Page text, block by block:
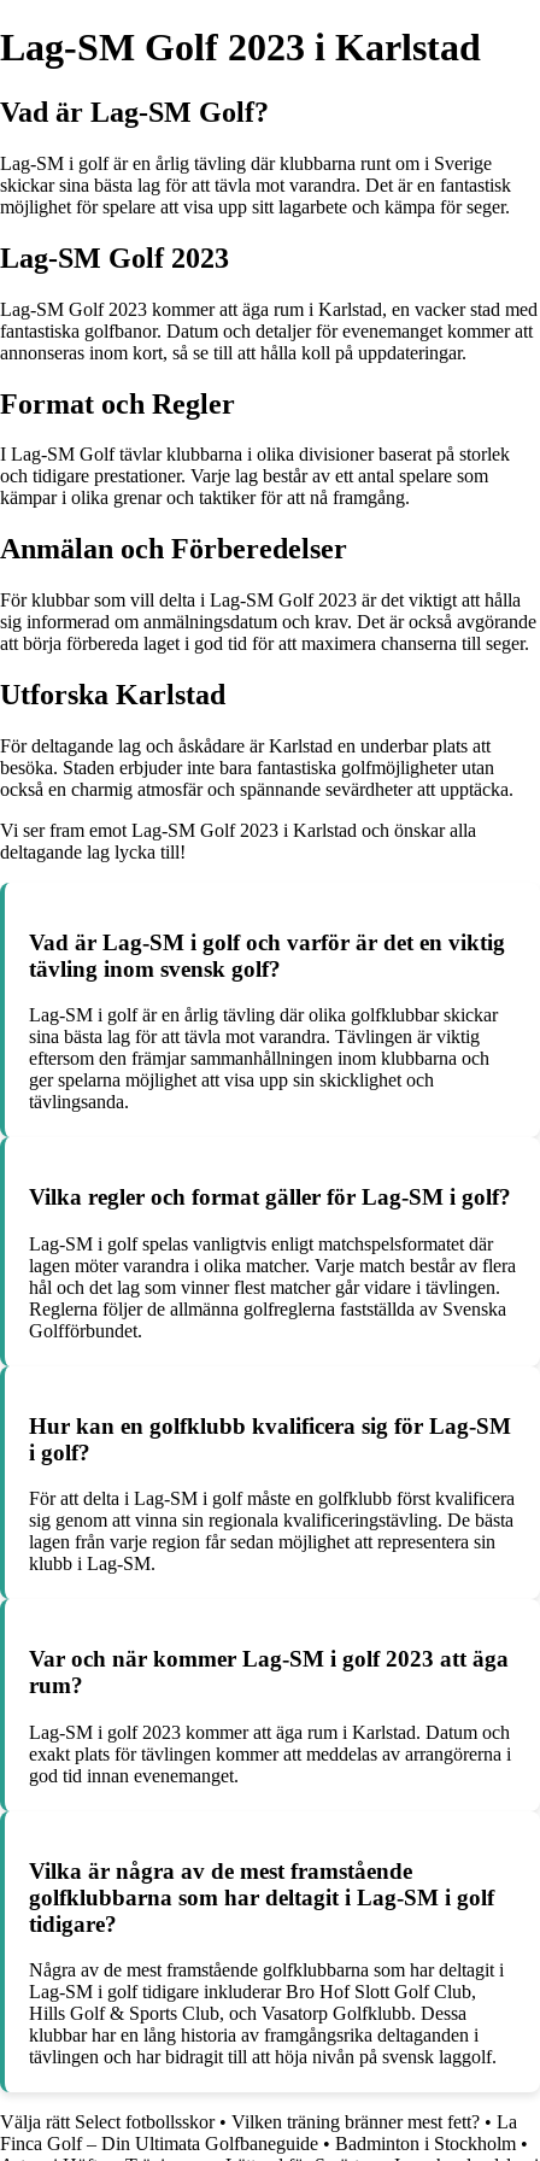
Lag-SM Golf 2023 i Karlstad
Vad är Lag-SM Golf?
Lag-SM i golf är en årlig tävling där klubbarna runt om i Sverige
skickar sina bästa lag för att tävla mot varandra. Det är en fantastisk
möjlighet för spelare att visa upp sitt lagarbete och kämpa för seger.
Lag-SM Golf 2023
Lag-SM Golf 2023 kommer att äga rum i Karlstad, en vacker stad med
fantastiska golfbanor. Datum och detaljer för evenemanget kommer att
annonseras inom kort, så se till att hålla koll på uppdateringar.
Format och Regler
I Lag-SM Golf tävlar klubbarna i olika divisioner baserat på storlek
och tidigare prestationer. Varje lag består av ett antal spelare som
kämpar i olika grenar och taktiker för att nå framgång.
Anmälan och Förberedelser
För klubbar som vill delta i Lag-SM Golf 2023 är det viktigt att hålla
sig informerad om anmälningsdatum och krav. Det är också avgörande
att börja förbereda laget i god tid för att maximera chanserna till seger.
Utforska Karlstad
För deltagande lag och åskådare är Karlstad en underbar plats att
besöka. Staden erbjuder inte bara fantastiska golfmöjligheter utan
också en charmig atmosfär och spännande sevärdheter att upptäcka.
Vi ser fram emot Lag-SM Golf 2023 i Karlstad och önskar alla
deltagande lag lycka till!
Vad är Lag-SM i golf och varför är det en viktig
tävling inom svensk golf?
Lag-SM i golf är en årlig tävling där olika golfklubbar skickar
sina bästa lag för att tävla mot varandra. Tävlingen är viktig
eftersom den främjar sammanhållningen inom klubbarna och
ger spelarna möjlighet att visa upp sin skicklighet och
tävlingsanda.
Vilka regler och format gäller för Lag-SM i golf?
Lag-SM i golf spelas vanligtvis enligt matchspelsformatet där
lagen möter varandra i olika matcher. Varje match består av flera
hål och det lag som vinner flest matcher går vidare i tävlingen.
Reglerna följer de allmänna golfreglerna fastställda av Svenska
Golfförbundet.
Hur kan en golfklubb kvalificera sig för Lag-SM
i golf?
För att delta i Lag-SM i golf måste en golfklubb först kvalificera
sig genom att vinna sin regionala kvalificeringstävling. De bästa
lagen från varje region får sedan möjlighet att representera sin
klubb i Lag-SM.
Var och när kommer Lag-SM i golf 2023 att äga
rum?
Lag-SM i golf 2023 kommer att äga rum i Karlstad. Datum och
exakt plats för tävlingen kommer att meddelas av arrangörerna i
god tid innan evenemanget.
Vilka är några av de mest framstående
golfklubbarna som har deltagit i Lag-SM i golf
tidigare?
Några av de mest framstående golfklubbarna som har deltagit i
Lag-SM i golf tidigare inkluderar Bro Hof Slott Golf Club,
Hills Golf & Sports Club, och Vasatorp Golfklubb. Dessa
klubbar har en lång historia av framgångsrika deltaganden i
tävlingen och har bidragit till att höja nivån på svensk laggolf.
Välja rätt Select fotbollsskor• Vilken träning bränner mest fett? • La
Finca Golf – Din Ultimata Golfbaneguide • Badminton i Stockholm •